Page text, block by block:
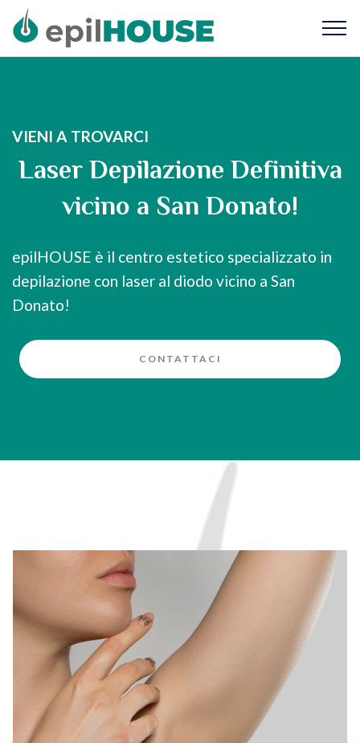
VIENI A TROVARCI
Laser Depilazione Definitiva
vicino a San Donato!
epilHOUSE è il centro estetico specializzato in
depilazione con laser al diodo vicino a San
Donato!
CONTATTACI